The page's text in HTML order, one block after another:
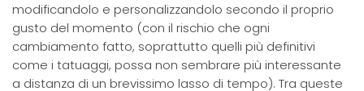
modificandolo e personalizzandolo secondo il proprio
gusto del momento (con il rischio che ogni
cambiamento fatto, soprattutto quelli più definitivi
come i tatuaggi, possa non sembrare più interessante
a distanza di un brevissimo lasso di tempo). Tra queste